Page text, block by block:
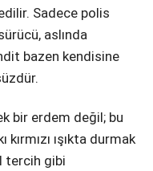
Sadece polis
aslında
bazen kendisine
bir erdem değil; bu
ışıkta durmak
tercih gibi